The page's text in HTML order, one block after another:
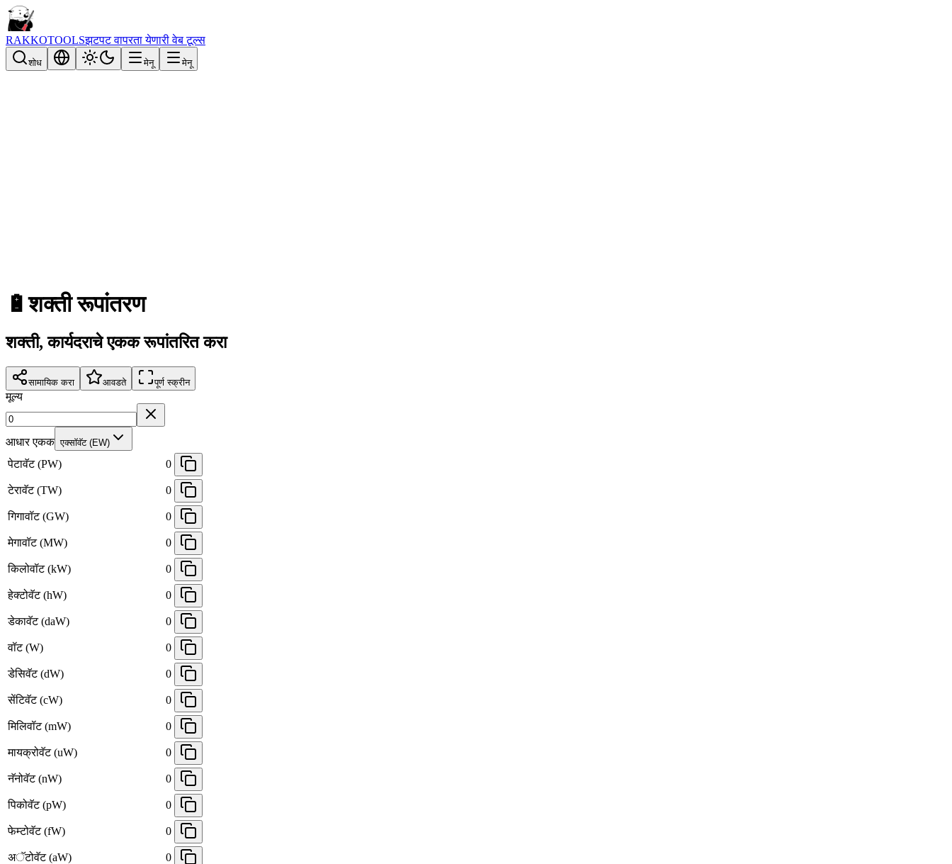
RAKKOTOOLSझटपट वापरता येणारी वेब टूल्स
शोध मेनू मेनू
🔋शक्ती रूपांतरण
शक्ती, कार्यदराचे एकक रूपांतरित करा
सामायिक करा आवडते पूर्ण स्क्रीन
मूल्य
आधार एकक एक्साॅवॅट (EW)
पेटावॅट (PW) 0
टेरावॅट (TW) 0
गिगावॉट (GW) 0
मेगावॉट (MW) 0
किलोवॉट (kW) 0
हेक्टोवॅट (hW) 0
डेकावॅट (daW) 0
वॉट (W) 0
डेसिवॅट (dW) 0
सेंटिवॅट (cW) 0
मिलिवॉट (mW) 0
मायक्रोवॅट (uW) 0
नॅनोवॅट (nW) 0
पिकोवॅट (pW) 0
फेम्टोवॅट (fW) 0
अॅटोवॅट (aW) 0